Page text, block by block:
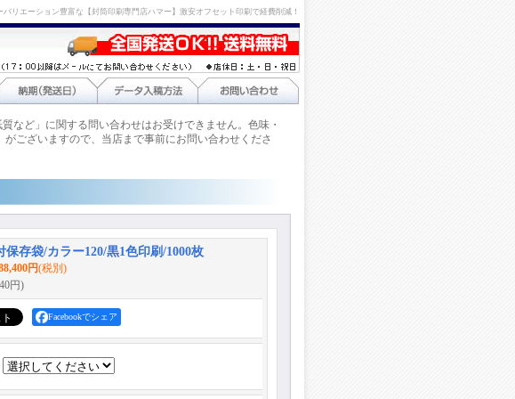
リエーション豊富な【封筒印刷専門店ハマー】激安オフセット印刷で経費削減！
など」に関する問い合わせはお受けできません。色味・
ございますので、当店まで事前にお問い合わせくださ
保存袋/カラー120/黒1色印刷/1000枚
円(税別)
円)
Facebookでシェア